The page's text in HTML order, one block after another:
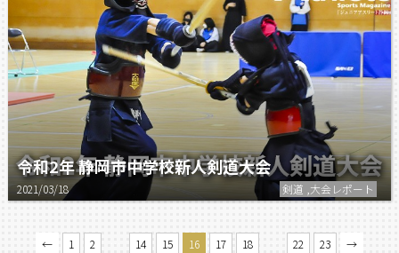
令和2年 静岡市中学校新人剣道大会
2021/03/18 剣道 ,大会レポート
← 1 2 14 15 16 17 18 22 23 →